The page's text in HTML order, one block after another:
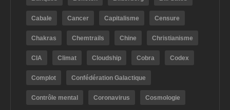
Cabale Cancer Capitalisme Censure
Chakras Chemtrails Chine Christianisme
CIA Climat Cloudship Cobra Codex
Complot Confédération Galactique
Contrôle mental Coronavirus Cosmologie